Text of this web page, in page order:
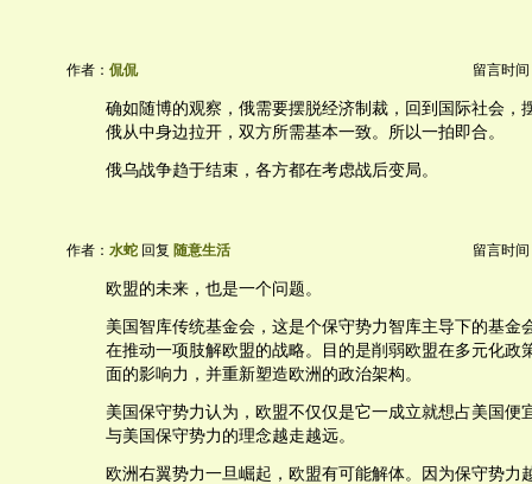
作者： 侃侃 留言时间
确如随博的观察，俄需要摆脱经济制裁，回到国际社会，
俄从中身边拉开，双方所需基本一致。所以一拍即合。
俄乌战争趋于结束，各方都在考虑战后变局。
作者： 水蛇 回复 随意生活 留言时间
欧盟的未来，也是一个问题。
美国智库传统基金会，这是个保守势力智库主导下的基金
在推动一项肢解欧盟的战略。目的是削弱欧盟在多元化政
面的影响力，并重新塑造欧洲的政治架构。
美国保守势力认为，欧盟不仅仅是它一成立就想占美国便
与美国保守势力的理念越走越远。
欧洲右翼势力一旦崛起，欧盟有可能解体。因为保守势力